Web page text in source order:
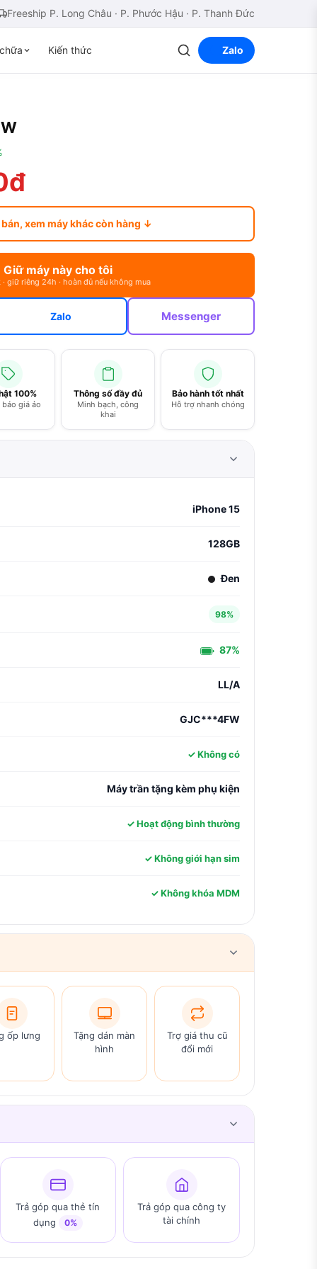
Freeship P. Long Châu · P. Phước Hậu · P. Thanh Đức
Kiến thức Zalo
xem máy khác còn hàng ↓
Giữ máy này cho tôi
giữ riêng 24h · hoàn đủ nếu không mua
Zalo Messenger
100%
giá ảo
Thông số đầy đủ
Minh bạch, công
khai
Bảo hành tốt nhất
Hỗ trợ nhanh chóng
iPhone 15
128GB
Đen
98%
87%
LL/A
GJC***4FW
✓ Không có
Máy trần tặng kèm phụ kiện
✓ Hoạt động bình thường
✓ Không giới hạn sim
✓ Không khóa MDM
ốp lưng
Tặng dán màn
hình
Trợ giá thu cũ
đổi mới
Trả góp qua thẻ tín
dụng
0%
Trả góp qua công ty
tài chính